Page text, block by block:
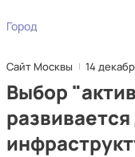
Город
Сайт Москвы 14
Выбор